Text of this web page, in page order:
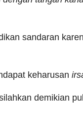
sandaran
keharusan
demikian